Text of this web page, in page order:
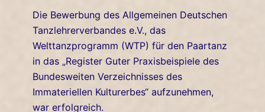
Die Bewerbung des Allgemeinen Deutschen
Tanzlehrerverbandes e.V., das
Welttanzprogramm (WTP) für den Paartanz
in das „Register Guter Praxisbeispiele des
Bundesweiten Verzeichnisses des
Immateriellen Kulturerbes“ aufzunehmen,
war erfolgreich.